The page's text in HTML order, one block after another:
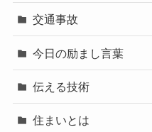
交通事故
今日の励まし言葉
伝える技術
住まいとは